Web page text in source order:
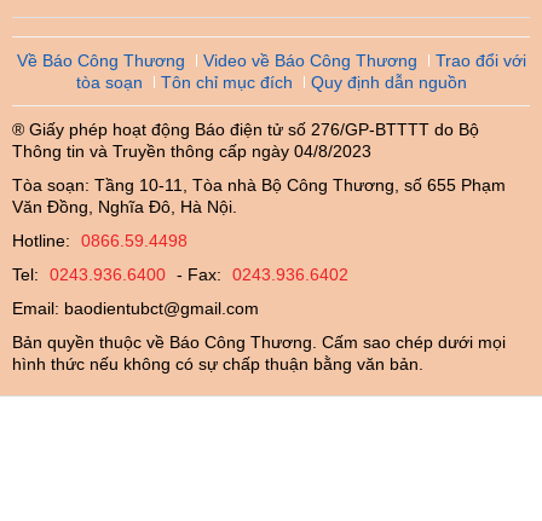
Về Báo Công Thương Video về Báo Công Thương
Trao đổi với
tòa soạn
Tôn chỉ mục đích Quy định dẫn nguồn
® Giấy phép hoạt động Báo điện tử số 276/GP-BTTTT do Bộ
Thông tin và Truyền thông cấp ngày 04/8/2023
Tòa soạn: Tầng 10-11, Tòa nhà Bộ Công Thương, số 655 Phạm
Văn Đồng, Nghĩa Đô, Hà Nội.
Hotline:
0866.59.4498
Tel:
0243.936.6400 - Fax:
0243.936.6402
Email: baodientubct@gmail.com
Bản quyền thuộc về Báo Công Thương. Cấm sao chép dưới mọi
hình thức nếu không có sự chấp thuận bằng văn bản.